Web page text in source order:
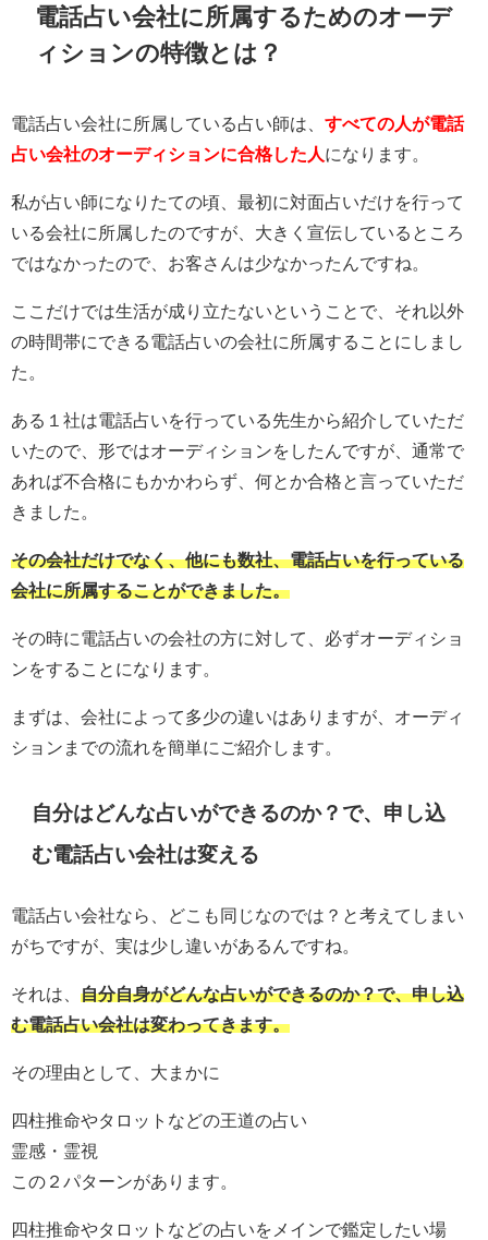
電話占い会社に所属するためのオーデ
ィションの特徴とは？
電話占い会社に所属している占い師は、 すべての人が電話
占い会社のオーディションに合格した人 になります。
私が占い師になりたての頃、最初に対面占いだけを行って
いる会社に所属したのですが、大きく宣伝しているところ
ではなかったので、お客さんは少なかったんですね。
ここだけでは生活が成り立たないということで、それ以外
の時間帯にできる電話占いの会社に所属することにしまし
た。
ある１社は電話占いを行っている先生から紹介していただ
いたので、形ではオーディションをしたんですが、通常で
あれば不合格にもかかわらず、何とか合格と言っていただ
きました。
その会社だけでなく、他にも数社、電話占いを行っている
会社に所属することができました。
その時に電話占いの会社の方に対して、必ずオーディショ
ンをすることになります。
まずは、会社によって多少の違いはありますが、オーディ
ションまでの流れを簡単にご紹介します。
自分はどんな占いができるのか？で、申し込
む電話占い会社は変える
電話占い会社なら、どこも同じなのでは？と考えてしまい
がちですが、実は少し違いがあるんですね。
それは、 自分自身がどんな占いができるのか？で、申し込
む電話占い会社は変わってきます。
その理由として、大まかに
四柱推命やタロットなどの王道の占い
霊感・霊視
この２パターンがあります。
四柱推命やタロットなどの占いをメインで鑑定したい場